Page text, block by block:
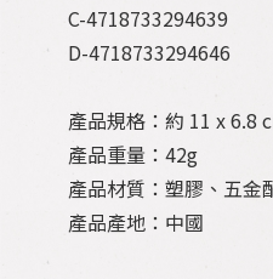
C-4718733294639
D-4718733294646
產品規格：約 11 x 6.8
產品重量：42g
產品材質：塑膠、五金
產品產地：中國